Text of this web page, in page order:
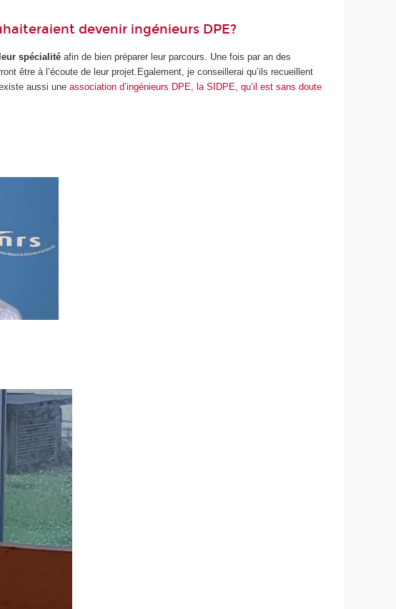
devenir ingénieurs DPE?
spécialité afin de bien préparer leur parcours. Une fois par an des
être à l’écoute de leur projet.Egalement, je conseillerai qu’ils recueillent
aussi uneassociation d’ingénieurs DPE, la SIDPE, qu’il est sans doute